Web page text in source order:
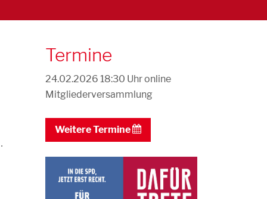
Termine
24.02.2026 18:30 Uhronline
Mitgliederversammlung
Weitere Termine